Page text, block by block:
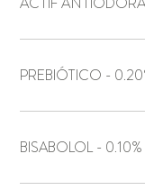
PREBIÓTICO -
BISABOLOL - 0.10%